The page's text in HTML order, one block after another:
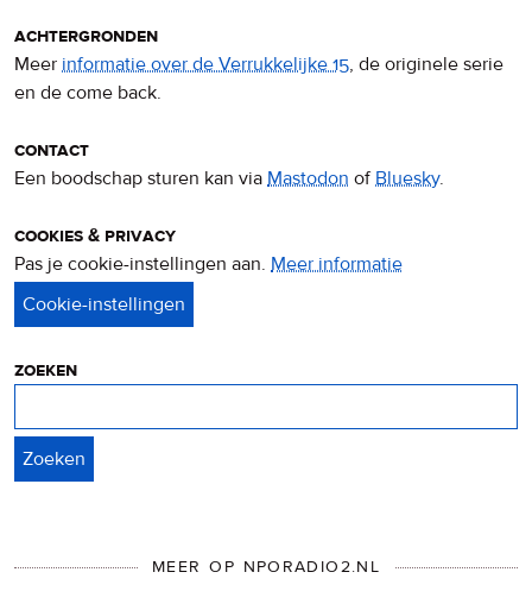
achtergronden
Meer informatie over de Verrukkelijke 15, de originele serie
en de come back.
contact
Een boodschap sturen kan via Mastodon ofBluesky.
cookies & privacy
Pas je cookie-instellingen aan. Meer informatie
zoeken
MEER OP NPORADIO2.NL